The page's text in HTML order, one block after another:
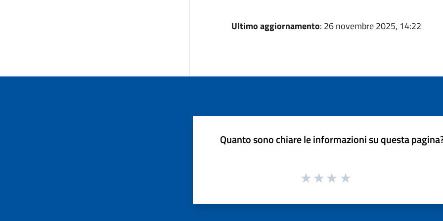
Ultimo aggiornamento: 26 novembre 2025, 14:22
Quanto sono chiare le informazioni su questa